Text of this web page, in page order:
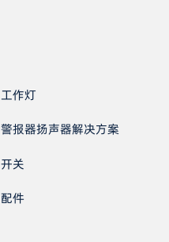
工作灯
警报器扬声器解决方案
开关
配件